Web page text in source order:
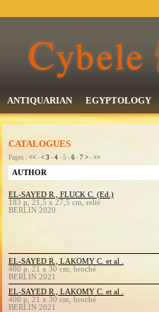
ANTIQUARIAN EGYPTOLOGY
CATALOGUES
Pages : << - < 3 - 4 - 5 - 6 - 7 > - >>
AUTHOR
EL-SAYED R., FLUCK C. (Ed.)
183 p, 21,5 x 27,5 cm, relié
BERLIN 2020
EL-SAYED R., LAKOMY C. et al .
400 p, 21 x 30 cm, broché
BERLIN 2021
EL-SAYED R., LAKOMY C. et al .
400 p, 21 x 30 cm, broché
BERLIN 2021